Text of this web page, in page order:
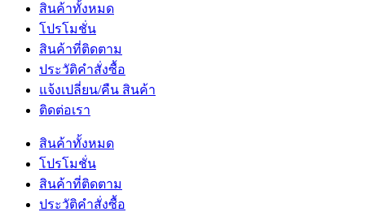
สินค้าทั้งหมด
โปรโมชั่น
สินค้าที่ติดตาม
ประวัติคำสั่งซื้อ
แจ้งเปลี่ยน/คืน สินค้า
ติดต่อเรา
สินค้าทั้งหมด
โปรโมชั่น
สินค้าที่ติดตาม
ประวัติคำสั่งซื้อ